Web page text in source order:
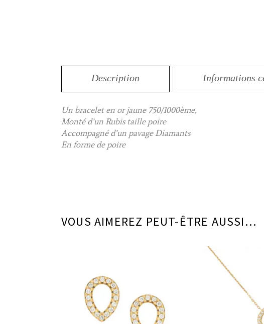
Description Informations
Un bracelet en or jaune 750/1000ème,
Monté d’un Rubis taille poire
Accompagné d’un pavage Diamants
En forme de poire
VOUS AIMEREZ PEUT-ÊTRE AUSSI…